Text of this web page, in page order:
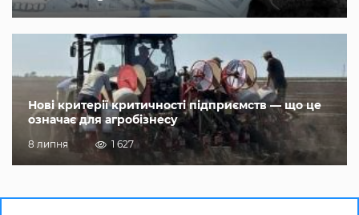
Нові критерії критичності підприємств — що це
означає для агробізнесу
8 липня 1 627